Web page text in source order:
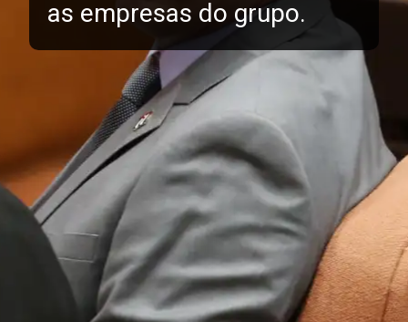
as empresas do grupo.